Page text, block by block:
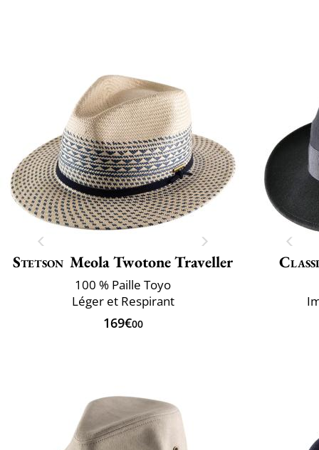
Stetson Meola Twotone Traveller
100 % Paille Toyo
Léger et Respirant
169€00